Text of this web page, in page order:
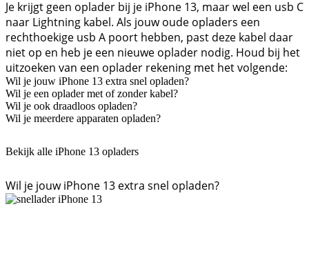
Je krijgt geen oplader bij je iPhone 13, maar wel een usb C
naar Lightning kabel. Als jouw oude opladers een
rechthoekige usb A poort hebben, past deze kabel daar
niet op en heb je een nieuwe oplader nodig. Houd bij het
uitzoeken van een oplader rekening met het volgende:
Wil je jouw iPhone 13 extra snel opladen?
Wil je een oplader met of zonder kabel?
Wil je ook draadloos opladen?
Wil je meerdere apparaten opladen?
Bekijk alle iPhone 13 opladers
Wil je jouw iPhone 13 extra snel opladen?